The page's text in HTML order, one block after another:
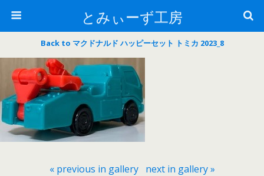
とみぃーず工房
Back to マクドナルド ハッピーセット トミカ 2023_8
« previous in gallery next in gallery »